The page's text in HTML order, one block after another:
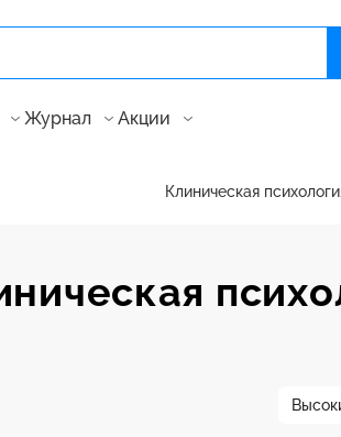
Журнал Акции
Клиническая